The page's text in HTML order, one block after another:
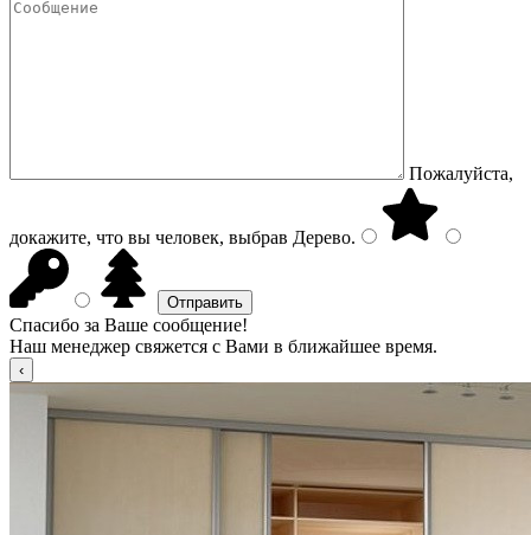
Пожалуйста,
докажите, что вы человек, выбрав Дерево.
Спасибо за Ваше сообщение!
Наш менеджер свяжется с Вами в ближайшее время.